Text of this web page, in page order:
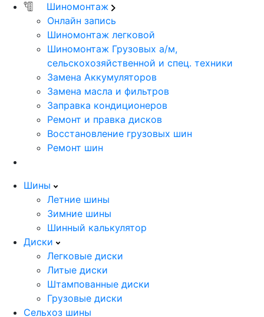
Шиномонтаж
Онлайн запись
Шиномонтаж легковой
Шиномонтаж Грузовых а/м,
сельскохозяйственной и спец. техники
Замена Аккумуляторов
Замена масла и фильтров
Заправка кондиционеров
Ремонт и правка дисков
Восстановление грузовых шин
Ремонт шин
Шины
Летние шины
Зимние шины
Шинный калькулятор
Диски
Легковые диски
Литые диски
Штампованные диски
Грузовые диски
Сельхоз шины